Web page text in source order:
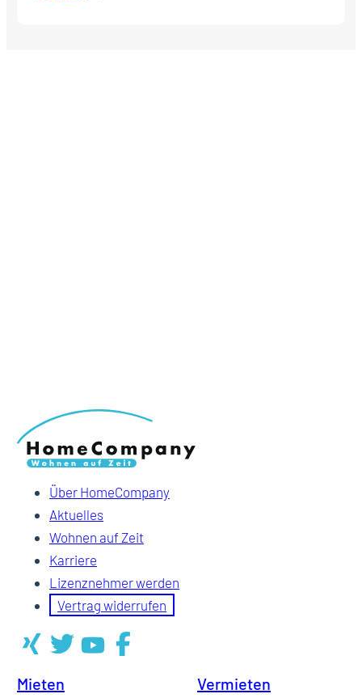
Über HomeCompany
Aktuelles
Wohnen auf Zeit
Karriere
Lizenznehmer werden
Vertrag widerrufen
Mieten Vermieten